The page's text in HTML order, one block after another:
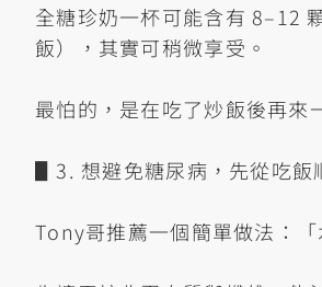
全糖珍奶一杯可能含有 8–12
飯），其實可稍微享受。
最怕的，是在吃了炒飯後再來
▋3. 想避免糖尿病，先從吃飯
Tony哥推薦一個簡單做法：